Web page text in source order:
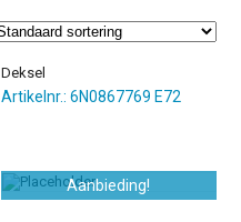
Deksel
Artikelnr.: 6N0867769 E72
Aanbieding!